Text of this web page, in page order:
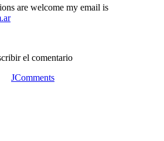
are welcome my email is
el comentario
JComments